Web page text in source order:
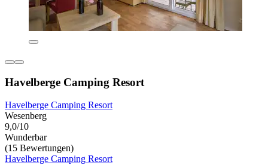
Havelberge Camping Resort
Havelberge Camping Resort
Wesenberg
9,0/10
Wunderbar
(15 Bewertungen)
Havelberge Camping Resort